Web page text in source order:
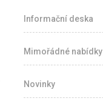
Informační deska
Mimořádné nabídky
Novinky